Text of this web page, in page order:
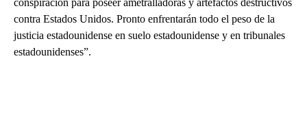
conspiración para poseer ametralladoras y artefactos destructivos
contra Estados Unidos. Pronto enfrentarán todo el peso de la
justicia estadounidense en suelo estadounidense y en tribunales
estadounidenses”.